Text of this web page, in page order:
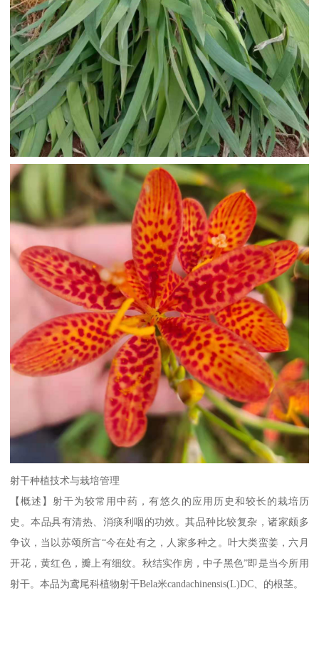
射干种植技术与栽培管理
【概述】射干为较常用中药，有悠久的应用历史和较长的栽培历
史。本品具有清热、消痰利咽的功效。其品种比较复杂，诸家颇多
争议，当以苏颂所言“今在处有之，人家多种之。叶大类蛮姜，六月
开花，黄红色，瓣上有细纹。秋结实作房，中子黑色”即是当今所用
射干。本品为鸢尾科植物射干Bela米candachinensis(L)DC、的根茎。